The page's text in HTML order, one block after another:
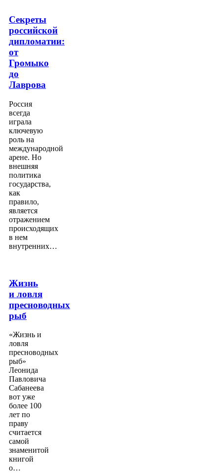
Секреты
российской
дипломатии:
от
Громыко
до
Лаврова
Россия
всегда
играла
ключевую
роль на
международной
арене. Но
внешняя
политика
государства,
как
правило,
является
отражением
происходящих
в нем
внутренних…
Жизнь
и ловля
пресноводных
рыб
«Жизнь и
ловля
пресноводных
рыб»
Леонида
Павловича
Сабанеева
вот уже
более 100
лет по
праву
считается
самой
знаменитой
книгой
о…